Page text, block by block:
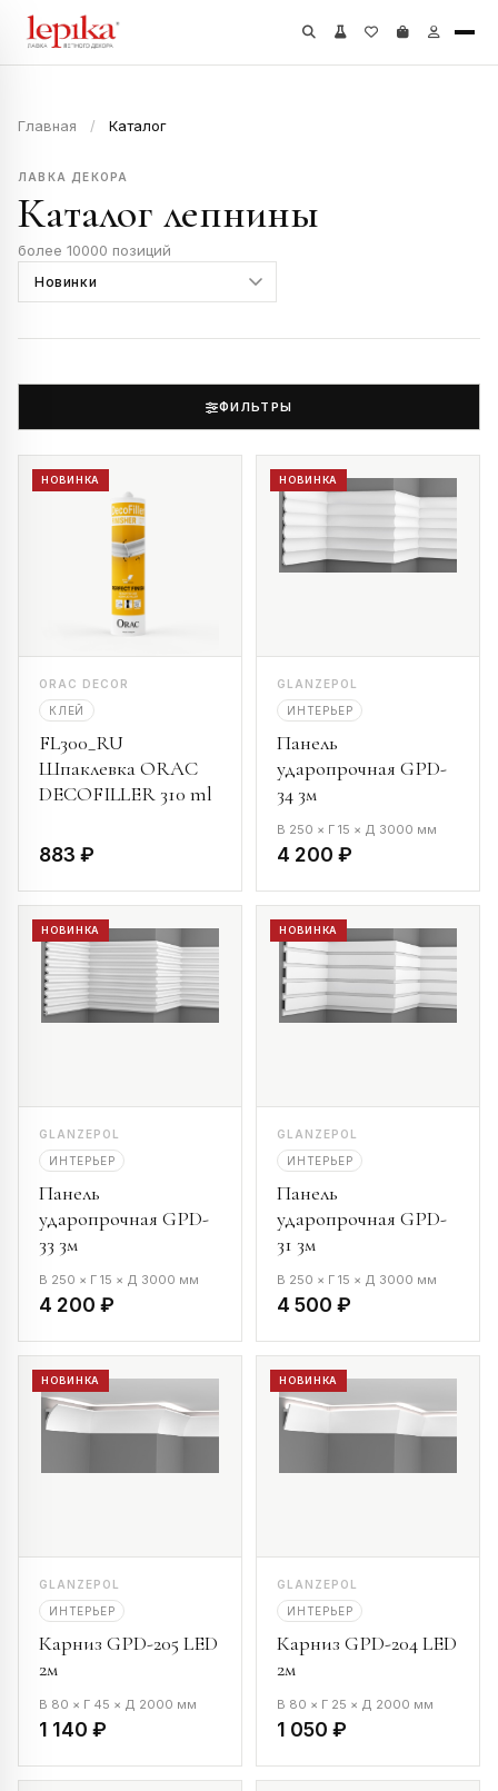
Главная / Каталог
ЛАВКА ДЕКОРА
Каталог лепнины
более 10000 позиций
ФИЛЬТРЫ
НОВИНКА
ORAC DECOR
КЛЕЙ
FL300_RU
Шпаклевка ORAC
DECOFILLER 310 ml
883 ₽
НОВИНКА
GLANZEPOL
ИНТЕРЬЕР
Панель
ударопрочная GPD-
34 3м
В 250 × Г 15 × Д 3000 мм
4 200 ₽
НОВИНКА
GLANZEPOL
ИНТЕРЬЕР
Панель
ударопрочная GPD-
33 3м
В 250 × Г 15 × Д 3000 мм
4 200 ₽
НОВИНКА
GLANZEPOL
ИНТЕРЬЕР
Панель
ударопрочная GPD-
31 3м
В 250 × Г 15 × Д 3000 мм
4 500 ₽
НОВИНКА
GLANZEPOL
ИНТЕРЬЕР
Карниз GPD-205 LED
2м
В 80 × Г 45 × Д 2000 мм
1 140 ₽
НОВИНКА
GLANZEPOL
ИНТЕРЬЕР
Карниз GPD-204 LED
2м
В 80 × Г 25 × Д 2000 мм
1 050 ₽